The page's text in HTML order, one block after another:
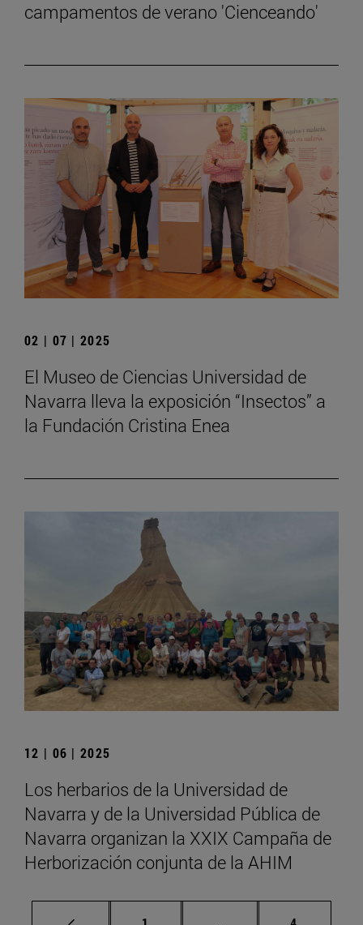
campamentos de verano 'Cienceando'
02 | 07 | 2025
El Museo de Ciencias Universidad de
Navarra lleva la exposición “Insectos” a
la Fundación Cristina Enea
12 | 06 | 2025
Los herbarios de la Universidad de
Navarra y de la Universidad Pública de
Navarra organizan la XXIX Campaña de
Herborización conjunta de la AHIM